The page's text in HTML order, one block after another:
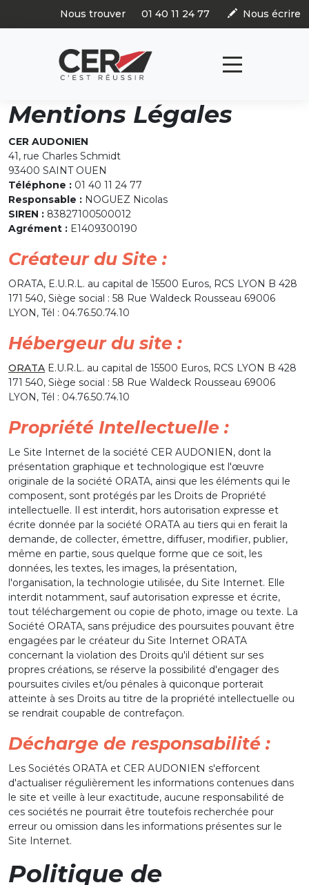
Panneau de gestion des cookies
Nous trouver 01 40 11 24 77 Nous écrire
Mentions Légales
CER AUDONIEN
41, rue Charles Schmidt
93400 SAINT OUEN
Téléphone : 01 40 11 24 77
Responsable : NOGUEZ Nicolas
SIREN : 83827100500012
Agrément : E1409300190
Créateur du Site :
ORATA, E.U.R.L. au capital de 15500 Euros, RCS LYON B 428
171 540, Siège social : 58 Rue Waldeck Rousseau 69006
LYON, Tél : 04.76.50.74.10
Hébergeur du site :
ORATA E.U.R.L. au capital de 15500 Euros, RCS LYON B 428
171 540, Siège social : 58 Rue Waldeck Rousseau 69006
LYON, Tél : 04.76.50.74.10
Propriété Intellectuelle :
Le Site Internet de la société CER AUDONIEN, dont la
présentation graphique et technologique est l'œuvre
originale de la société ORATA, ainsi que les éléments qui le
composent, sont protégés par les Droits de Propriété
intellectuelle. Il est interdit, hors autorisation expresse et
écrite donnée par la société ORATA au tiers qui en ferait la
demande, de collecter, émettre, diffuser, modifier, publier,
même en partie, sous quelque forme que ce soit, les
données, les textes, les images, la présentation,
l'organisation, la technologie utilisée, du Site Internet. Elle
interdit notamment, sauf autorisation expresse et écrite,
tout téléchargement ou copie de photo, image ou texte. La
Société ORATA, sans préjudice des poursuites pouvant être
engagées par le créateur du Site Internet ORATA
concernant la violation des Droits qu'il détient sur ses
propres créations, se réserve la possibilité d'engager des
poursuites civiles et/ou pénales à quiconque porterait
atteinte à ses Droits au titre de la propriété intellectuelle ou
se rendrait coupable de contrefaçon.
Décharge de responsabilité :
Les Sociétés ORATA et CER AUDONIEN s'efforcent
d'actualiser régulièrement les informations contenues dans
le site et veille à leur exactitude, aucune responsabilité de
ces sociétés ne pourrait être toutefois recherchée pour
erreur ou omission dans les informations présentes sur le
Site Internet.
Politique de